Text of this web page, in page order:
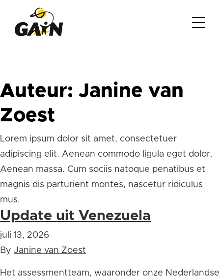
Auteur: Janine van
Zoest
Lorem ipsum dolor sit amet, consectetuer
adipiscing elit. Aenean commodo ligula eget dolor.
Aenean massa. Cum sociis natoque penatibus et
magnis dis parturient montes, nascetur ridiculus
mus.
Update uit Venezuela
juli 13, 2026
By Janine van Zoest
Het assessmentteam, waaronder onze Nederlandse